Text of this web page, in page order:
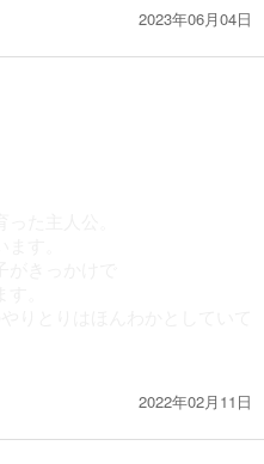
2023年06月04日
2022年02月11日